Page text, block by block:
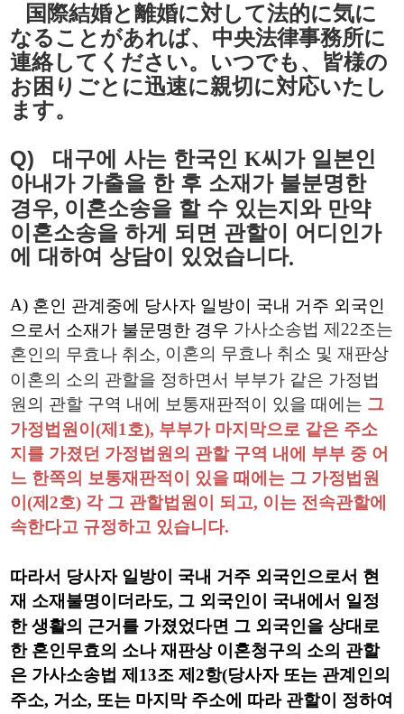
国際結婚と離婚に対して法的に気に
なることがあれば、中央法律事務所に
連絡してください。いつでも、皆様の
お困りごとに迅速に親切に対応いたし
ます。
Q)
대구에 사는 한국인K씨가 일본인
아내가 가출을 한 후 소재가 불분명한
경우, 이혼소송을 할 수 있는지와 만약
이혼소송을 하게 되면 관할이 어디인가
에 대하여 상담이 있었습니다.
A) 혼인 관계중에 당사자 일방이 국내 거주 외국인
으로서 소재가 불문명한 경우 가사소송법 제 22조는
혼인의 무효나 취소, 이혼의 무효나 취소 및 재판상
이혼의 소의 관할을 정하면서 부부가 같은 가정법
원의 관할 구역 내에 보통재판적이 있을 때에는 그
가정법원이(제 1 호), 부부가 마지막으로 같은 주소
지를 가졌던 가정법원의 관할 구역 내에 부부 중 어
느 한쪽의 보통재판적이 있을 때에는 그 가정법원
이(제2호) 각 그 관할법원이 되고, 이는 전속관할에
속한다고 규정하고 있습니다.
따라서 당사자 일방이 국내 거주 외국인으로서 현
재 소재불명이더라도, 그 외국인이 국내에서 일정
한 생활의 근거를 가졌었다면 그 외국인을 상대로
한 혼인무효의 소나 재판상 이혼청구의 소의 관할
은 가사소송법 제 13조 제2항(당사자 또는 관계인의
주소, 거소, 또는 마지막 주소에 따라 관할이 정하여